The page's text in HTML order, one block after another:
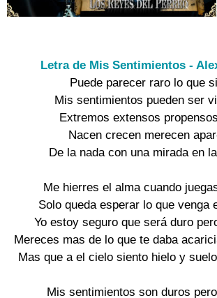
Letra de Mis Sentimientos -
Puede parecer raro lo que
Mis sentimientos pueden ser
Extremos extensos
Nacen crecen merecen
De la nada con una mirada en
Me hierres el alma cuando
Solo queda esperar lo que venga
Yo estoy seguro que será duro
Mereces mas de lo que te daba
Mas que a el cielo siento hielo y
Mis sentimientos son duros